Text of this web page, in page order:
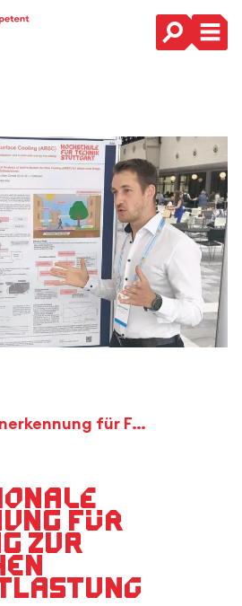
Internationale Anerkennung für Forschung zur städtischen Wärmeentlastung
für
zur